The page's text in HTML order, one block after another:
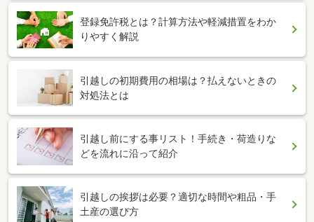
登録免許税とは？計算方法や軽減措置をわか
りやすく解説
引越しの初期費用の相場は？払えないときの
対処法とは
引越し前にする事リスト！手続き・荷造りな
どを流れに沿って紹介
引越しの挨拶は必要？適切な時間や粗品・手
土産の選び方